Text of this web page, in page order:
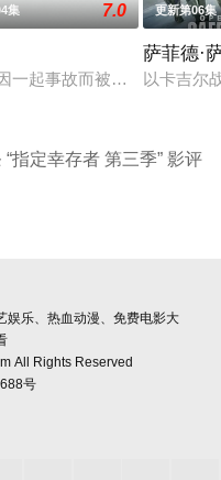
sociales una foto en el
集 7.0
一起事故而被不公正地监禁
更新第06集
萨菲德·
以卡吉尔
“指定幸存者 第三季” 影评
娱乐、热血动漫、免费电影大
All Rights Reserved
号